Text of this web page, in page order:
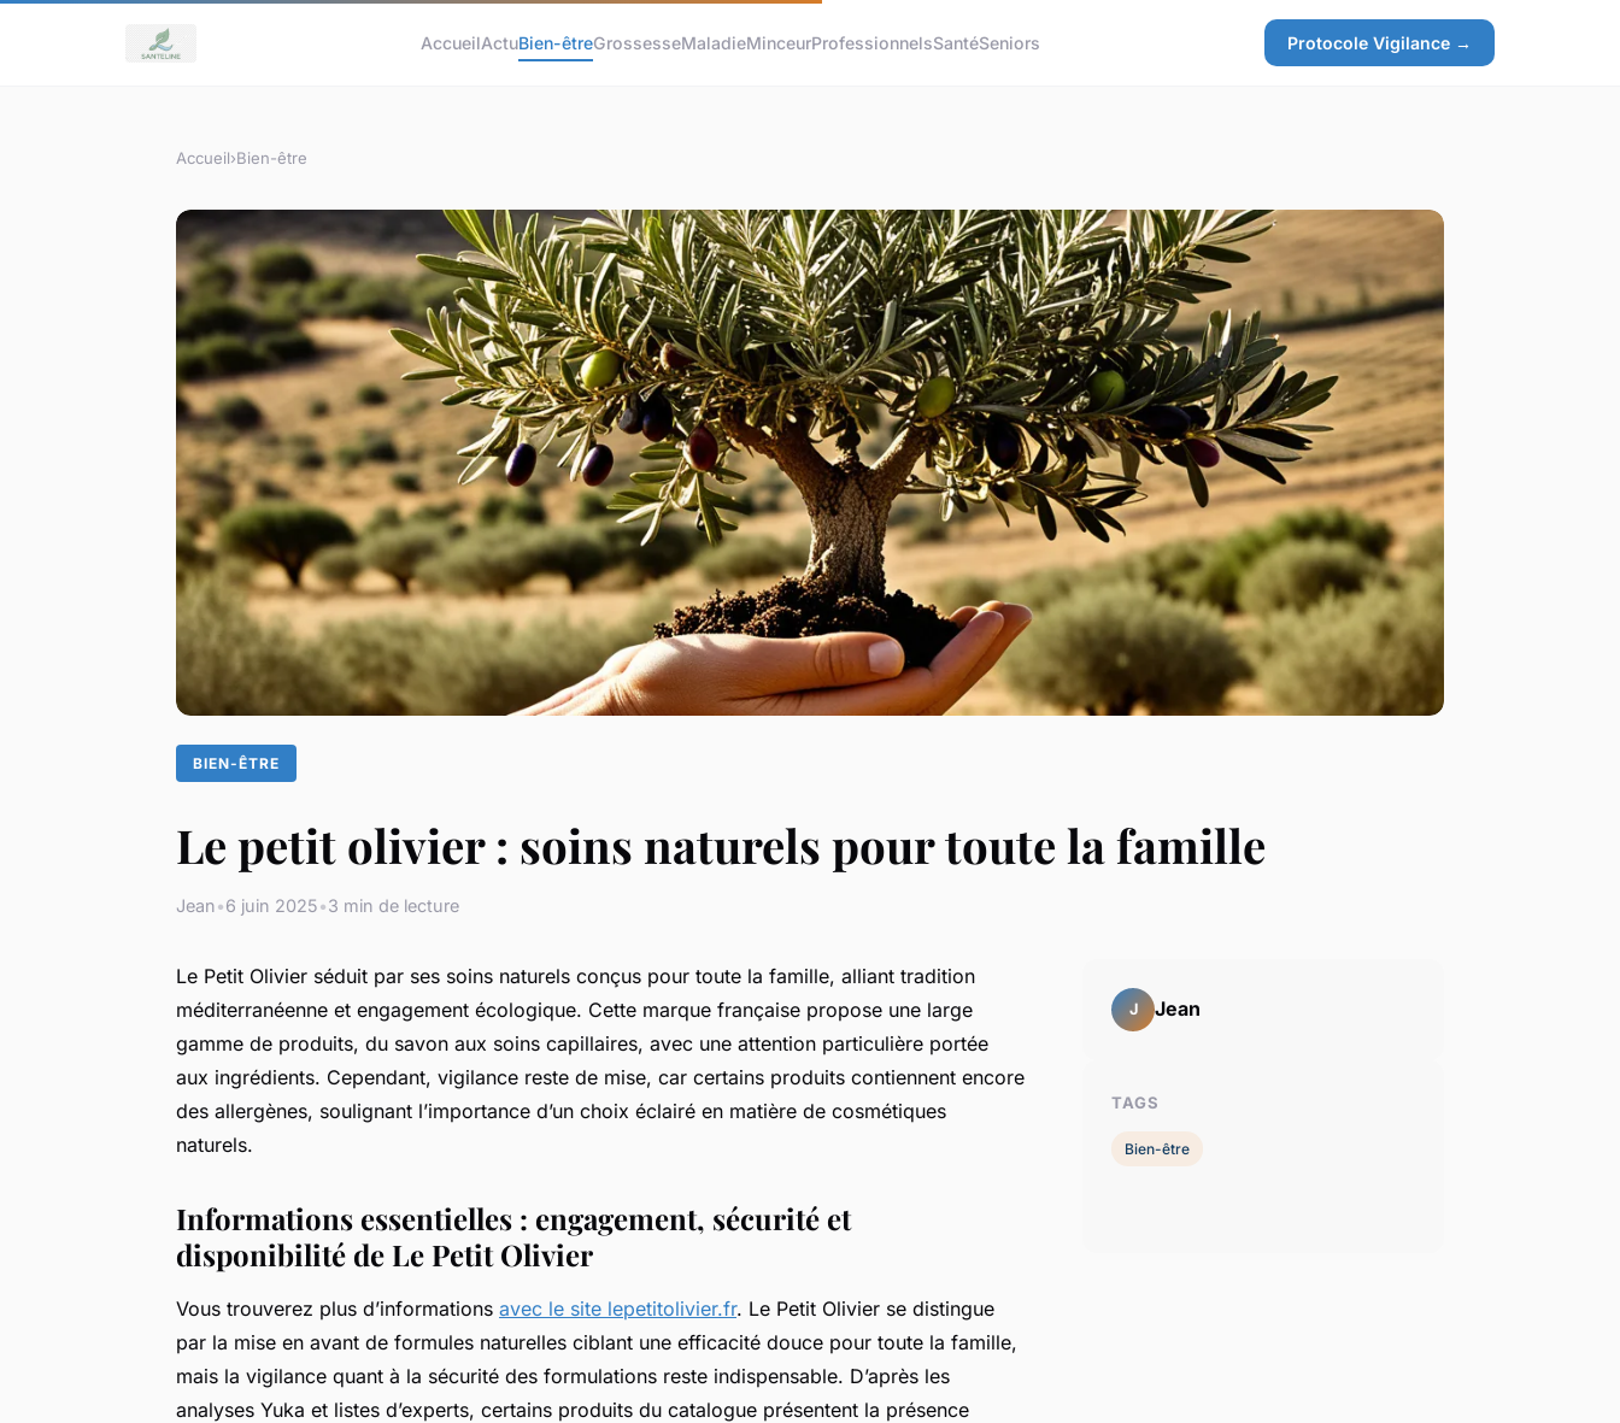
AccueilActuBien-êtreGrossesseMaladieMinceurProfessionnelsSantéSeniors Protocole Vigilance →
Accueil›Bien-être
BIEN-ÊTRE
Le petit olivier : soins naturels pour toute la famille
Jean•6 juin 2025•3 min de lecture
Le Petit Olivier séduit par ses soins naturels conçus pour toute la famille, alliant tradition
méditerranéenne et engagement écologique. Cette marque française propose une large
gamme de produits, du savon aux soins capillaires, avec une attention particulière portée
aux ingrédients. Cependant, vigilance reste de mise, car certains produits contiennent encore
des allergènes, soulignant l’importance d’un choix éclairé en matière de cosmétiques
naturels.
Informations essentielles : engagement, sécurité et
disponibilité de Le Petit Olivier
Vous trouverez plus d’informations avec le site lepetitolivier.fr. Le Petit Olivier se distingue
par la mise en avant de formules naturelles ciblant une efficacité douce pour toute la famille,
mais la vigilance quant à la sécurité des formulations reste indispensable. D’après les
analyses Yuka et listes d’experts, certains produits du catalogue présentent la présence
J Jean
TAGS
Bien-être